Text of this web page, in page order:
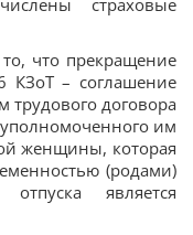
страховые
что прекращение
КЗоТ – соглашение
трудового договора
им
женщины, которая
(родами)
является